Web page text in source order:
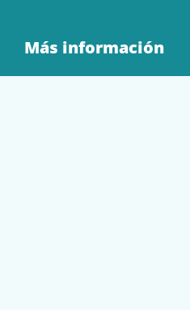
Más información